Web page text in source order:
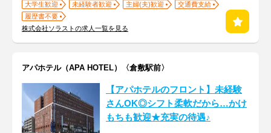
大学生歓迎 未経験者歓迎 主婦(夫)歓迎
交通費支給
履歴書不要
株式会社ソラストの求人一覧を見る
アパホテル（APA HOTEL）〈倉敷駅前〉
【アパホテルのフロント】未経験
さんOK◎シフト柔軟だから…かけ
もちも歓迎★充実の待遇♪